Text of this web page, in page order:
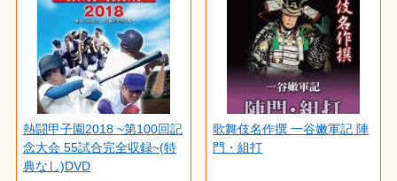
熱闘甲子園2018 ~第100回記
念大会 55試合完全収録~(特
典なし)DVD
歌舞伎名作撰 一谷嫩軍記 陣
門・組打